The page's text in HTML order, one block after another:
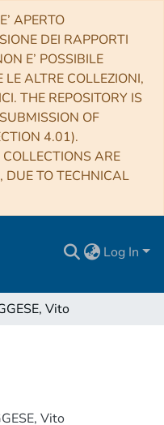
APERTO
DEI RAPPORTI
E’ POSSIBILE
ALTRE COLLEZIONI,
THE REPOSITORY IS
OF
4.01).
ARE
DUE TO TECHNICAL
Log In
Vito
Vito